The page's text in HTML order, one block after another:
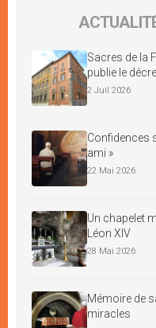
Sacres de la
publie le
2 Juil 2026
Confidences
ami »
22 Mai 2026
Un chapelet
Léon XIV
28 Mai 2026
Mémoire de
miracles